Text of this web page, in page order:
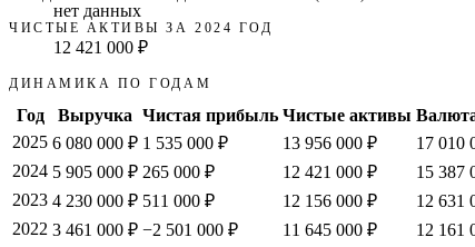
нет данных
ЧИСТЫЕ АКТИВЫ ЗА 2024 ГОД
12 421 000 ₽
ДИНАМИКА ПО ГОДАМ
Год Выручка Чистая прибыль Чистые активы
2025 6 080 000 ₽ 1 535 000 ₽ 13 956 000 ₽
17 010
2024 5 905 000 ₽ 265 000 ₽ 12 421 000 ₽
15 387
2023 4 230 000 ₽ 511 000 ₽ 12 156 000 ₽
12 631
2022 3 461 000 ₽ −2 501 000 ₽ 11 645 000 ₽
12 161